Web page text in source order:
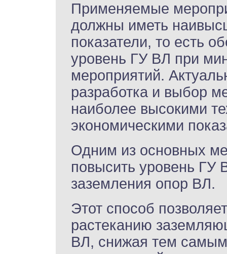
Применяемые
должны иметь
показатели, то есть
уровень ГУ ВЛ при
мероприятий.
разработка и выбор
наиболее высокими
экономическими
Одним из основных
повысить уровень ГУ
заземления опор ВЛ.
Этот способ
растеканию
ВЛ, снижая тем